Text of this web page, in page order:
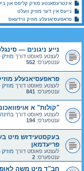
אינטרעסאנטע מוזיק קליפס און
נייעס אין דער מוזיק וועלט
פראפעסיאנעלע מוזיק ווידעאס
נייע ניגונים —
לעצטע פאוסט דורך מוזיק
ענטפערס: 552
פראפעסיאנעלע
לעצטע פאוסט דורך מוזיק
ענטפערס: 841
"קולות" א
לעצטע פאוסט דורך בחינה 25
ענטפערס: 194
בעקסטעידזש מיט
פריעדמאן
לעצטע פאוסט דורך מוזיק
ענטפערס: 2
חב"ד מיט משה